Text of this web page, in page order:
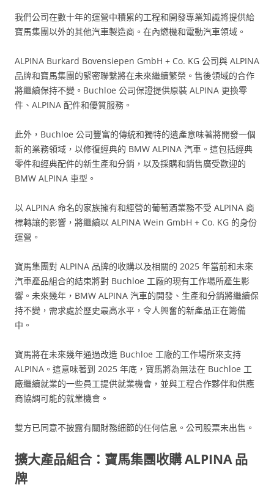
我們公司在數十年的運營中積累的工程和開發專業知識將提供給
寶馬集團以外的其他汽車製造商。在內燃機和電動汽車領域。
ALPINA Burkard Bovensiepen GmbH + Co. KG 公司與 ALPINA
品牌和寶馬集團的緊密聯繫將在未來繼續繁榮。售後領域的合作
將繼續保持不變。Buchloe 公司保證提供原裝 ALPINA 更換零
件、ALPINA 配件和優質服務。
此外，Buchloe 公司豐富的傳統和獨特的遺產意味著​​將開發一個
新的業務領域，以修復經典的 BMW ALPINA 汽車。這包括經典
零件和經典配件的新生產和分銷，以及採購和銷售廣受歡迎的
BMW ALPINA 車型。
以 ALPINA 命名的家族擁有和經營的葡萄酒業務不受 ALPINA 商
標轉讓的影響，將繼續以 ALPINA Wein GmbH + Co. KG 的身份
運營。
寶馬集團對 ALPINA 品牌的收購以及相關的 2025 年當前和未來
汽車產品組合的結束將對 Buchloe 工廠的現有工作場所產生影
響。未來幾年，BMW ALPINA 汽車的開發、生產和分銷將繼續保
持不變，需求處於歷史最高水平，令人興奮的新產品正在籌備
中。
寶馬將在未來幾年通過改造 Buchloe 工廠的工作場所來支持
ALPINA。這意味著到 2025 年底，寶馬將為無法在 Buchloe 工
廠繼續就業的一些員工提供就業機會，並與工程合作夥伴和供應
商協調可能的就業機會。
雙方已同意不披露有關財務細節的任何信息。公司股票未出售。
擴大產品組合：寶馬集團收購 ALPINA 品
牌